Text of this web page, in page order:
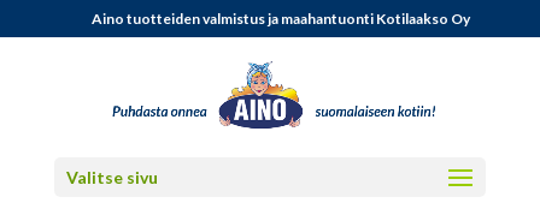
Aino tuotteiden valmistus ja maahantuonti Kotilaakso Oy
Valitse sivu